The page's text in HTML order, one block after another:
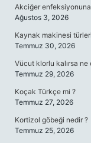
Akciğer
Ağustos 3, 2026
Kaynak makinesi
Temmuz 30, 2026
Vücut klorlu kalırsa ne
Temmuz 29, 2026
Koçak Türkçe mi ?
Temmuz 27, 2026
Kortizol göbeği nedir ?
Temmuz 25, 2026